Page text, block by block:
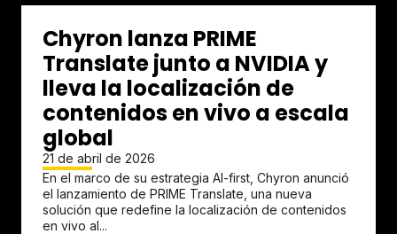
Chyron lanza PRIME
Translate junto a NVIDIA y
lleva la localización de
contenidos en vivo a escala
global
21 de abril de 2026
En el marco de su estrategia AI-first, Chyron anunció
el lanzamiento de PRIME Translate, una nueva
solución que redefine la localización de contenidos
en vivo al...